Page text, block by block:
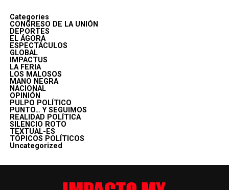
Categories
CONGRESO DE LA UNIÓN
DEPORTES
EL ÁGORA
ESPECTÁCULOS
GLOBAL
IMPACTUS
LA FERIA
LOS MALOSOS
MANO NEGRA
NACIONAL
OPINIÓN
PULPO POLÍTICO
PUNTO… Y SEGUIMOS
REALIDAD POLÍTICA
SILENCIO ROTO
TEXTUAL-ES
TÓPICOS POLÍTICOS
Uncategorized